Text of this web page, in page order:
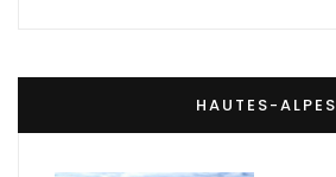
HAUTES-ALPES